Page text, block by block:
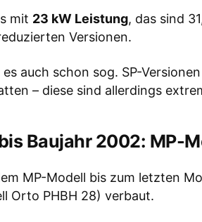
mit 23 kW Leistung, das sind
Versionen.
auch schon sog. SP-
– diese sind allerdings
Baujahr 2002: MP-
MP-Modell bis zum letzten
Orto PHBH 28) verbaut.